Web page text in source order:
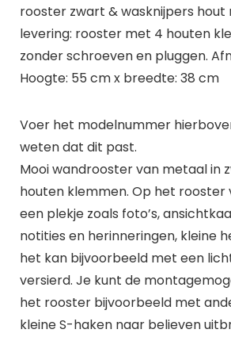
rooster zwart & wasknijpers
levering: rooster met 4 houten
zonder schroeven en pluggen.
Hoogte: 55 cm x breedte: 38 cm
Voer het modelnummer
weten dat dit past.
Mooi wandrooster van metaal in
houten klemmen. Op het rooster
een plekje zoals foto’s,
notities en herinneringen, kleine
het kan bijvoorbeeld met een
versierd. Je kunt de
het rooster bijvoorbeeld met
kleine S-haken naar believen